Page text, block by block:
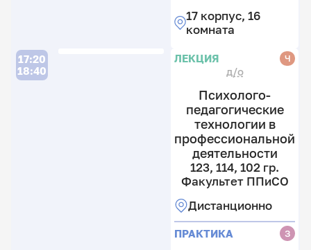
17 корпус, 16
комната
17:20
18:40
ЛЕКЦИЯ Ч
д/о
Психолого-
педагогические
технологии в
профессиональной
деятельности
123, 114, 102 гр.
Факультет ППиСО
Дистанционно
ПРАКТИКА З